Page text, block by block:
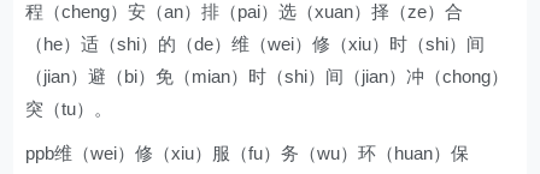
程（cheng）安（an）排（pai）选（xuan）择（ze）合
（he）适（shi）的（de）维（wei）修（xiu）时（shi）间
（jian）避（bi）免（mian）时（shi）间（jian）冲（chong）
突（tu）。
ppb维（wei）修（xiu）服（fu）务（wu）环（huan）保